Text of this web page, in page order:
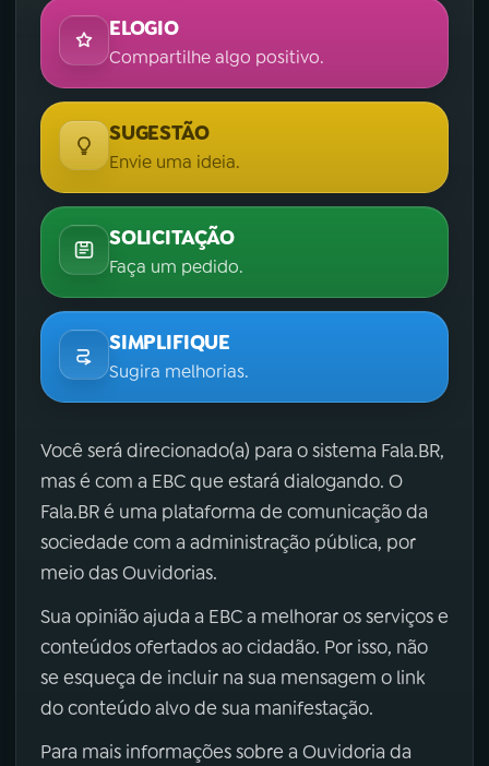
ELOGIO
Compartilhe algo positivo.
SUGESTÃO
Envie uma ideia.
SOLICITAÇÃO
Faça um pedido.
SIMPLIFIQUE
Sugira melhorias.
Você será direcionado(a) para o sistema Fala.BR,
mas é com a EBC que estará dialogando. O
Fala.BR é uma plataforma de comunicação da
sociedade com a administração pública, por
meio das Ouvidorias.
Sua opinião ajuda a EBC a melhorar os serviços e
conteúdos ofertados ao cidadão. Por isso, não
se esqueça de incluir na sua mensagem o link
do conteúdo alvo de sua manifestação.
Para mais informações sobre a Ouvidoria da